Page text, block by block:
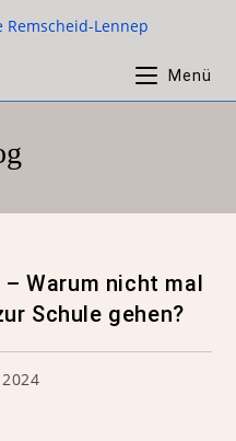
Menü
– Warum nicht mal
Schule gehen?